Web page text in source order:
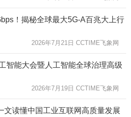
！揭秘全球最大5G-A百兆大上行
2026年7月21日 CCTIME飞象网
智能大会暨人工智能全球治理高级
2026年7月19日 CCTIME飞象网
文读懂中国工业互联网高质量发展